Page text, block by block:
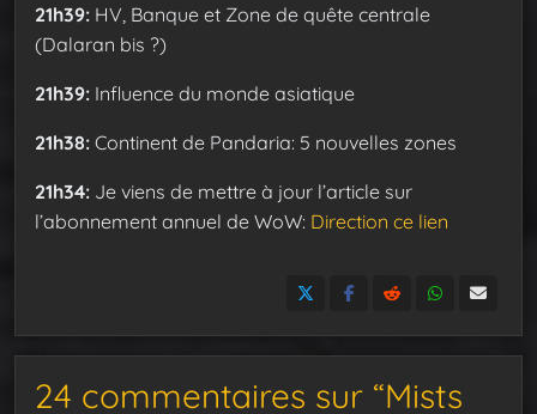
21h39: HV, Banque et Zone de quête centrale
(Dalaran bis ?)
21h39: Influence du monde asiatique
21h38: Continent de Pandaria: 5 nouvelles zones
21h34: Je viens de mettre à jour l’article sur
l’abonnement annuel de WoW: Direction ce lien
24 commentaires sur “Mists